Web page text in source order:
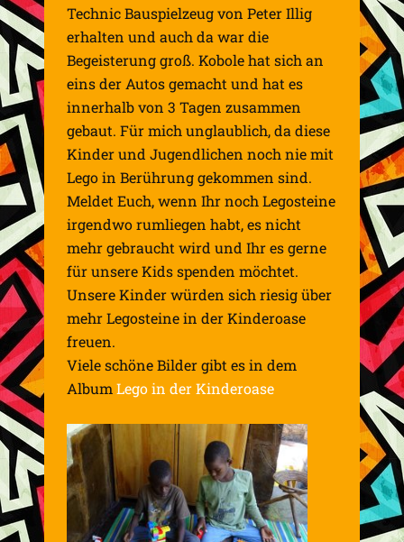
Technic Bauspielzeug von Peter Illig
erhalten und auch da war die
Begeisterung groß. Kobole hat sich an
eins der Autos gemacht und hat es
innerhalb von 3 Tagen zusammen
gebaut. Für mich unglaublich, da diese
Kinder und Jugendlichen noch nie mit
Lego in Berührung gekommen sind.
Meldet Euch, wenn Ihr noch Legosteine
irgendwo rumliegen habt, es nicht
mehr gebraucht wird und Ihr es gerne
für unsere Kids spenden möchtet.
Unsere Kinder würden sich riesig über
mehr Legosteine in der Kinderoase
freuen.
Viele schöne Bilder gibt es in dem
Album Lego in der Kinderoase